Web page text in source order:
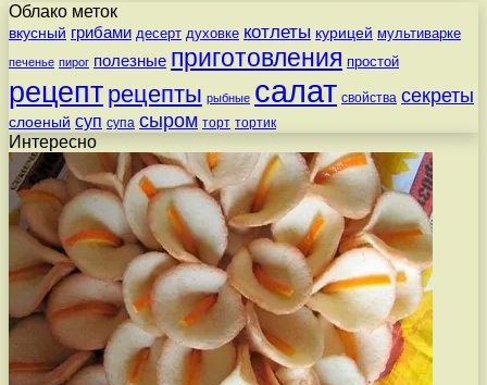
Облако меток
вкусный грибами десерт духовке котлеты курицей мультиварке
печенье пирог полезные приготовления простой
рецепт рецепты рыбные салат свойства секреты
слоеный суп супа сыром торт тортик
Интересно